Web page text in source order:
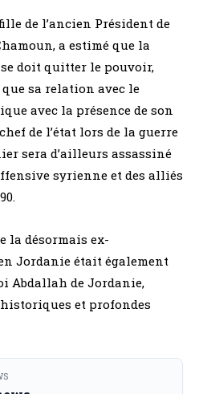
de l’ancien Président de
a estimé que la
doit quitter le pouvoir,
sa relation avec le
avec la présence de son
de l’état lors de la guerre
sera d’ailleurs assassiné
syrienne et des alliés
la désormais ex-
Jordanie était également
Abdallah de Jordanie,
et profondes